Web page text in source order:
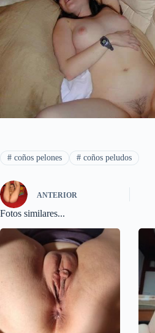
#coños pelones #coños peludos
ANTERIOR
Fotos similares...